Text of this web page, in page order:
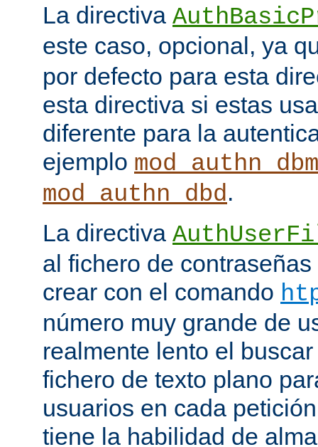
La directiva
este caso, opcional, ya
por defecto para esta
esta directiva si estas
diferente para la
ejemplo mod_authn_dbm
mod_authn_dbd.
La directiva
al fichero de
crear con el comando
número muy grande de
realmente lento el
fichero de texto plano
usuarios en cada
tiene la habilidad de